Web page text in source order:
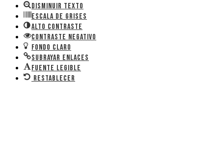
Disminuir texto
Escala de grises
Alto contraste
Contraste negativo
Fondo claro
Subrayar enlaces
Fuente legible
Restablecer